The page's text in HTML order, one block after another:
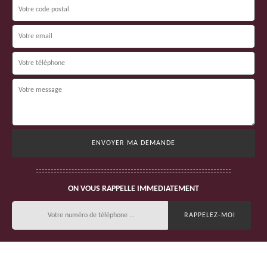
ON VOUS RAPPELLE IMMEDIATEMENT